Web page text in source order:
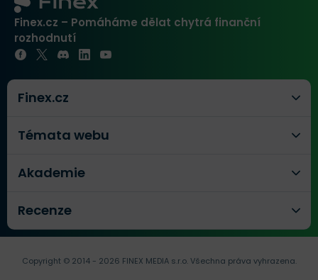
Finex.cz – Pomáháme dělat chytrá finanční
rozhodnutí
Finex.cz
Témata webu
Akademie
Recenze
Copyright © 2014 - 2026 FINEX MEDIA s.r.o.Všechna práva vyhrazena.